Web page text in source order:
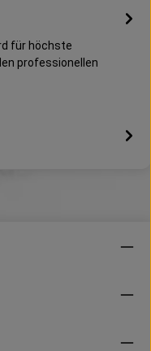
für höchste
professionellen